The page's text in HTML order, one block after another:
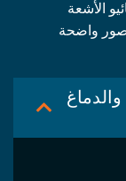
أخصائيو الأشعة
صور واضحة